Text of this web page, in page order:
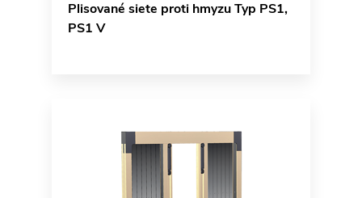
Plisované siete proti hmyzu Typ PS1,
PS1 V